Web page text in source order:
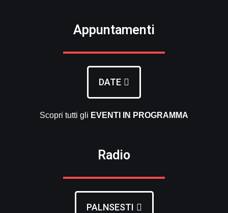
Appuntamenti
DATE
Scopri tutti gli EVENTI IN PROGRAMMA
Radio
PALNSESTI